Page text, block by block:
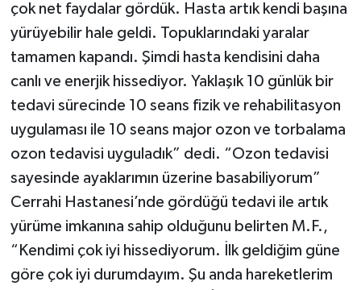
çok net faydalar gördük. Hasta artık kendi başına
yürüyebilir hale geldi. Topuklarındaki yaralar
tamamen kapandı. Şimdi hasta kendisini daha
canlı ve enerjik hissediyor. Yaklaşık 10 günlük bir
tedavi sürecinde 10 seans fizik ve rehabilitasyon
uygulaması ile 10 seans major ozon ve torbalama
ozon tedavisi uyguladık” dedi. “Ozon tedavisi
sayesinde ayaklarımın üzerine basabiliyorum”
Cerrahi Hastanesi’nde gördüğü tedavi ile artık
yürüme imkanına sahip olduğunu belirten M.F.,
“Kendimi çok iyi hissediyorum. İlk geldiğim güne
göre çok iyi durumdayım. Şu anda hareketlerim